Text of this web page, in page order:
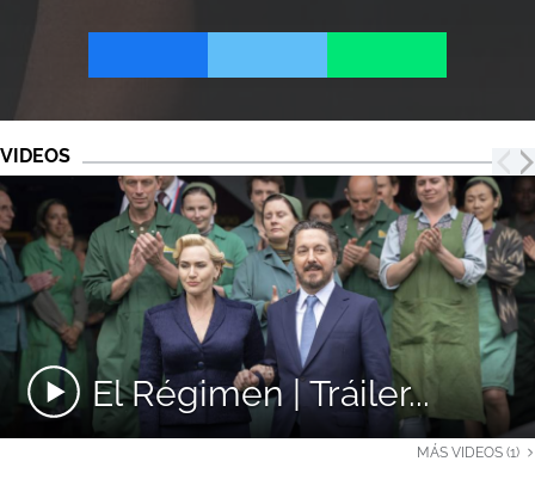
VIDEOS
El Régimen | Tráiler...
MÁS VIDEOS (1)